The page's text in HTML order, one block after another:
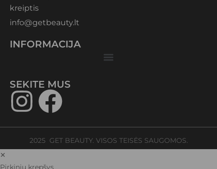
kreiptis
info@getbeauty.lt
INFORMACIJA
SEKITE MUS​
2025 GET BEAUTY. VISOS TEISĖS SAUGOMOS.
✕
Pirkinių krepšys